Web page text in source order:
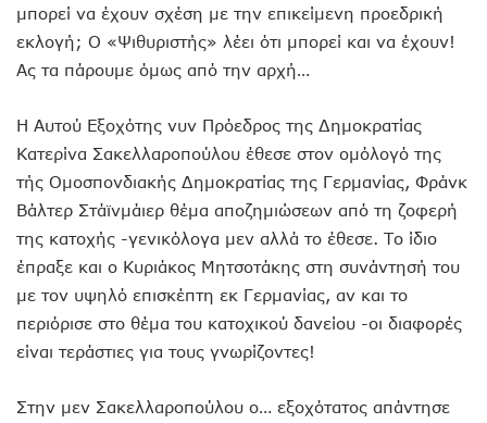
μπορεί να έχουν σχέση με την επικείμενη προεδρική
εκλογή; Ο «Ψιθυριστής» λέει ότι μπορεί και να έχουν!
Ας τα πάρουμε όμως από την αρχή…
Η Αυτού Εξοχότης νυν Πρόεδρος της Δημοκρατίας
Κατερίνα Σακελλαροπούλου έθεσε στον ομόλογό της
τής Ομοσπονδιακής Δημοκρατίας της Γερμανίας, Φράνκ
Βάλτερ Στάϊνμάιερ θέμα αποζημιώσεων από τη ζοφερή
της κατοχής -γενικόλογα μεν αλλά το έθεσε. Το ίδιο
έπραξε και ο Κυριάκος Μητσοτάκης στη συνάντησή του
με τον υψηλό επισκέπτη εκ Γερμανίας, αν και το
περιόρισε στο θέμα του κατοχικού δανείου -οι διαφορές
είναι τεράστιες για τους γνωρίζοντες!
Στην μεν Σακελλαροπούλου ο… εξοχότατος απάντησε